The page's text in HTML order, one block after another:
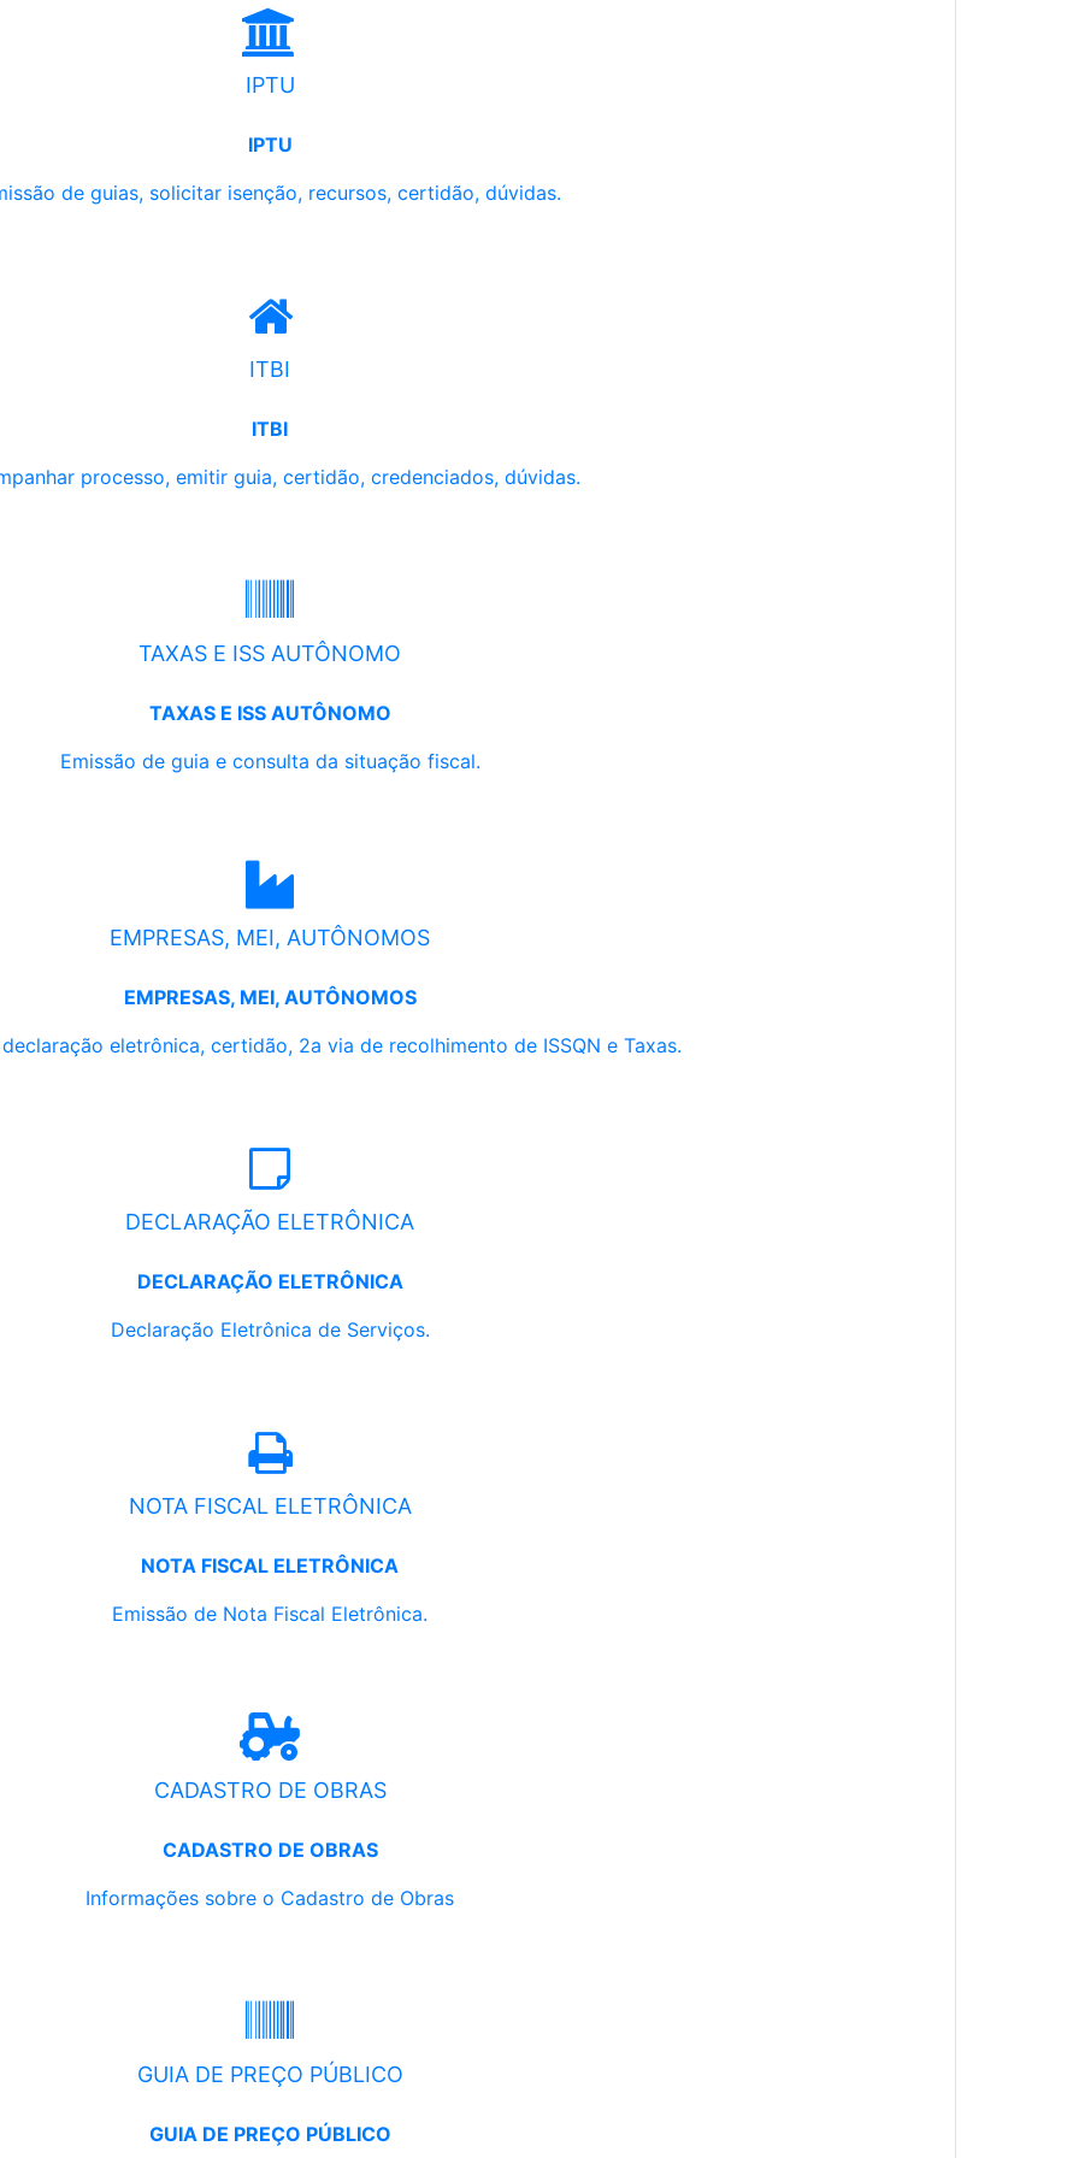
IPTU
IPTU
de guias, solicitar isenção, recursos, certidão, dúvidas.
ITBI
ITBI
processo, emitir guia, certidão, credenciados, dúvidas.
TAXAS E ISS AUTÔNOMO
TAXAS E ISS AUTÔNOMO
Emissão de guia e consulta da situação fiscal.
EMPRESAS, MEI, AUTÔNOMOS
EMPRESAS, MEI, AUTÔNOMOS
eletrônica, certidão, 2a via de recolhimento de ISSQN e Taxas.
DECLARAÇÃO ELETRÔNICA
DECLARAÇÃO ELETRÔNICA
Declaração Eletrônica de Serviços.
NOTA FISCAL ELETRÔNICA
NOTA FISCAL ELETRÔNICA
Emissão de Nota Fiscal Eletrônica.
CADASTRO DE OBRAS
CADASTRO DE OBRAS
Informações sobre o Cadastro de Obras
GUIA DE PREÇO PÚBLICO
GUIA DE PREÇO PÚBLICO